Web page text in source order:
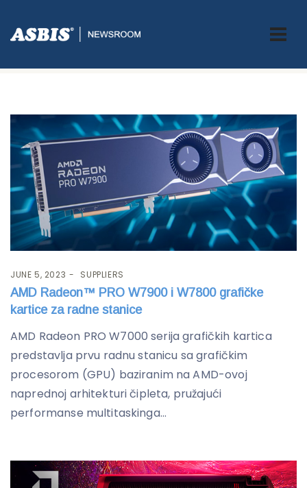
Tag:Radeon
JUNE 5, 2023 SUPPLIERS
AMD Radeon™ PRO W7900 i W7800 grafičke
kartice za radne stanice
AMD Radeon PRO W7000 serija grafičkih kartica
predstavlja prvu radnu stanicu sa grafičkim
procesorom (GPU) baziranim na AMD-ovoj
naprednoj arhitekturi čipleta, pružajući
performanse multitaskinga...